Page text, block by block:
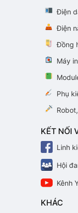
Điện
Điện
Đồng
Máy
Phụ
KẾT NỐI
Linh
Hội
Kênh
KHÁC